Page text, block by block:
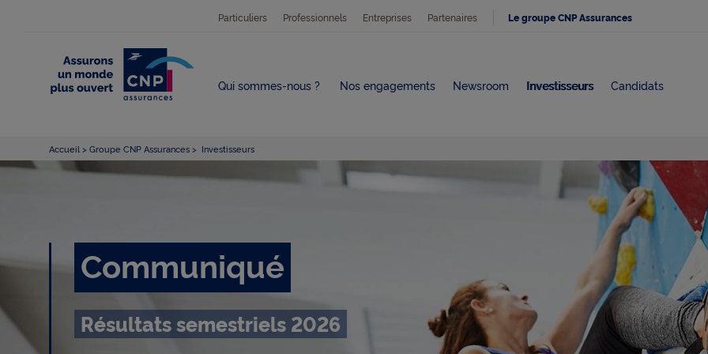
Particuliers Professionnels Entreprises Partenaires Le groupe CNP Assurances
Qui sommes-nous ? Nos engagements Newsroom Investisseurs Candidats
Accueil Groupe CNP Assurances Investisseurs
C
o
Communiqué
Résultats semestriels 2026